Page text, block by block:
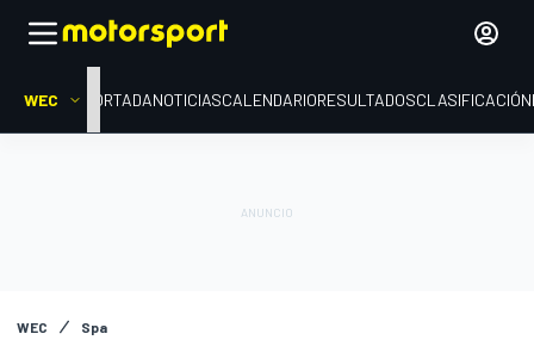
WEC PORTADANOTICIASCALENDARIORESULTADOSCLASIFICACIÓN
WEC Spa